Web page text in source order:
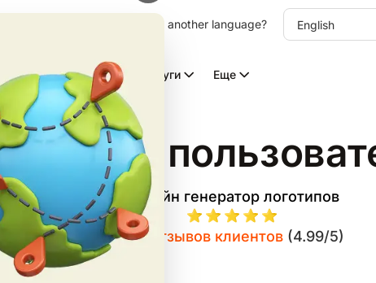
in another language. Choose another language?
ИИ лого Видео с ИИ Услуги Еще
Отзывы
Онлайн генератор логотипов
359 отзывов клиентов (4.99/5)